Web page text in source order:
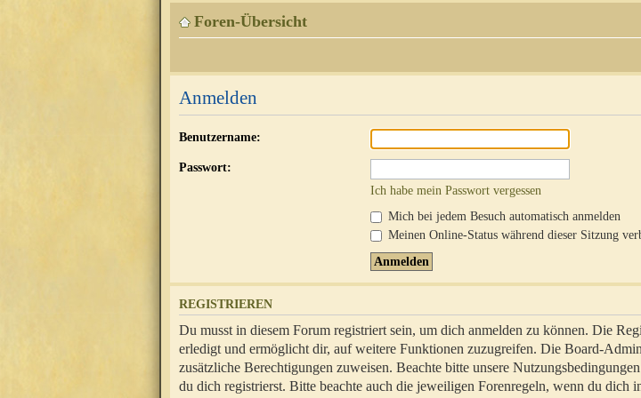
Foren-Übersicht
Anmelden
Benutzername:
Passwort:
Ich habe mein Passwort vergessen
Mich bei jedem Besuch automatisch anmelden
Meinen Online-Status während dieser Sitzung
REGISTRIEREN
Du musst in diesem Forum registriert sein, um dich anmelden zu können. Die
erledigt und ermöglicht dir, auf weitere Funktionen zuzugreifen. Die Board-
zusätzliche Berechtigungen zuweisen. Beachte bitte unsere
du dich registrierst. Bitte beachte auch die jeweiligen Forenregeln, wenn du dich